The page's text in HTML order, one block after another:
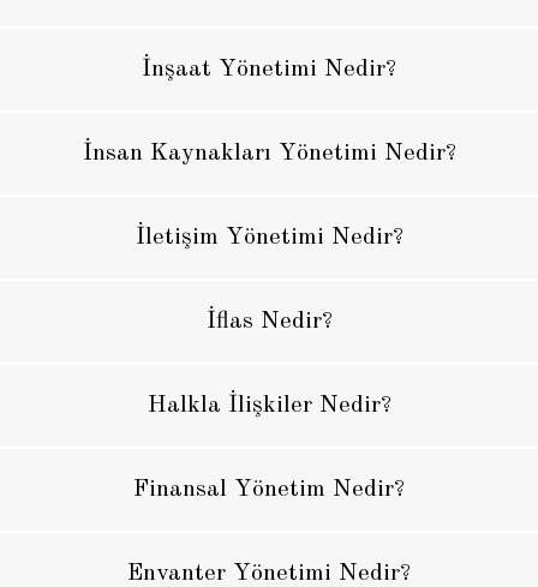
İnşaat Yönetimi Nedir?
İnsan Kaynakları Yönetimi Nedir?
İletişim Yönetimi Nedir?
İflas Nedir?
Halkla İlişkiler Nedir?
Finansal Yönetim Nedir?
Envanter Yönetimi Nedir?